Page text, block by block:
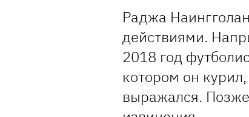
Раджа
действиями.
2018 год
котором он
выражался.